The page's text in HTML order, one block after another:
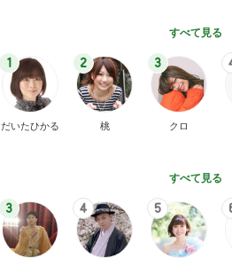
すべて見る
1
だいたひかる
2
桃
3
クロ
すべて見る
3 4 5